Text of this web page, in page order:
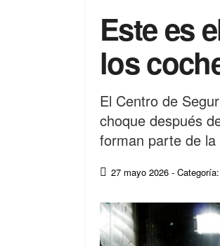
Este es
los
El Centro de
choque después
forman parte de
27 mayo 2026 -